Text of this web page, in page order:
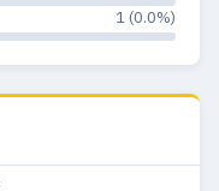
1 (0.0%)